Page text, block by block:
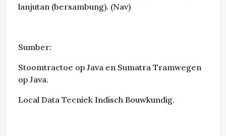
lanjutan (bersambung). (Nav)
Sumber:
Stoomtractoe op Java en Sumatra Tramwegen
op Java.
Local Data Tecniek Indisch Bouwkundig.